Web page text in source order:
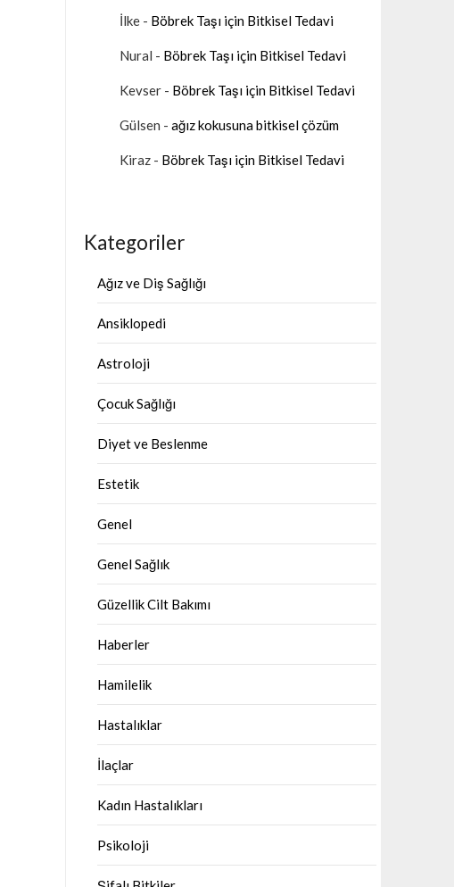
İlke- Böbrek Taşı için Bitkisel Tedavi
Nural - Böbrek Taşı için Bitkisel Tedavi
Kevser- Böbrek Taşı için Bitkisel Tedavi
Gülsen - ağız kokusuna bitkisel çözüm
Kiraz- Böbrek Taşı için Bitkisel Tedavi
Kategoriler
Ağız ve Diş Sağlığı
Ansiklopedi
Astroloji
Çocuk Sağlığı
Diyet ve Beslenme
Estetik
Genel
Genel Sağlık
Güzellik Cilt Bakımı
Haberler
Hamilelik
Hastalıklar
İlaçlar
Kadın Hastalıkları
Psikoloji